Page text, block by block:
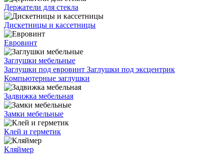
Держатели для стекла
Дискетницы и кассетницы
Евровинт
Заглушки мебельные
Заглушки под евровинт Заглушки под эксцентрик
Компьютерные заглушки
Задвижка мебельная
Замки мебельные
Клей и герметик
Кляймер